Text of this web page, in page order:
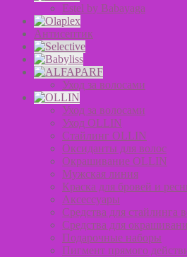
Estel by Babayaga
Антисептик
Уход за волосами
Уход за волосами
Уход OLLIN
Стайлинг OLLIN
Оксиданты для волос
Окрашивание OLLIN
Мужская линия
Краска для бровей и
Аксессуары
Средства для стайлинга
Средства для
Подарочные наборы
Пигмент прямого